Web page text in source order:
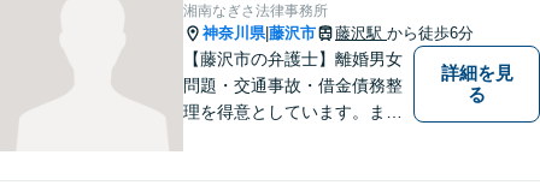
湘南なぎさ法律事務所
神奈川県|藤沢市 藤沢駅 から徒歩6分
【藤沢市の弁護士】離婚男女
問題・交通事故・借金債務整
理を得意としています。ま
詳細を見
る